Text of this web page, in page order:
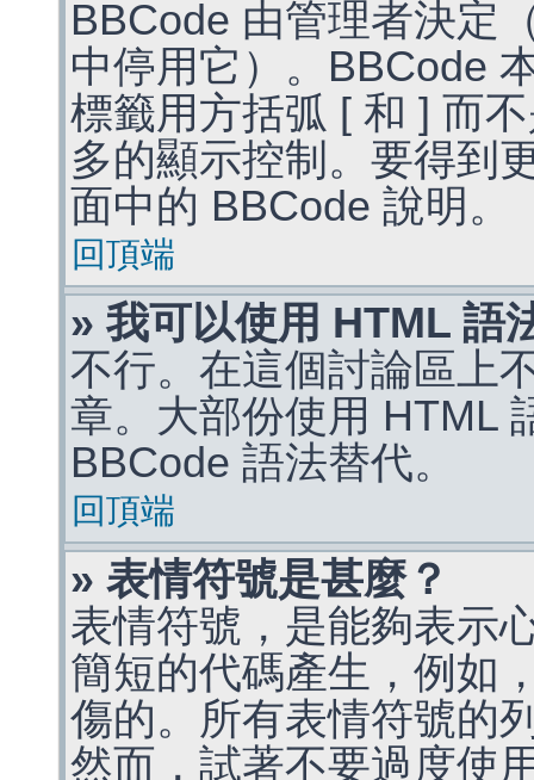
BBCode 由管理者決定
中停用它）。BBCode
標籤用方括弧 [ 和 ] 而
多的顯示控制。要得到
面中的 BBCode 說明。
回頂端
» 我可以使用 HTML 語
不行。在這個討論區上
章。大部份使用 HTML
BBCode 語法替代。
回頂端
» 表情符號是甚麼？
表情符號，是能夠表示
簡短的代碼產生，例如
傷的。所有表情符號的
然而，試著不要過度使